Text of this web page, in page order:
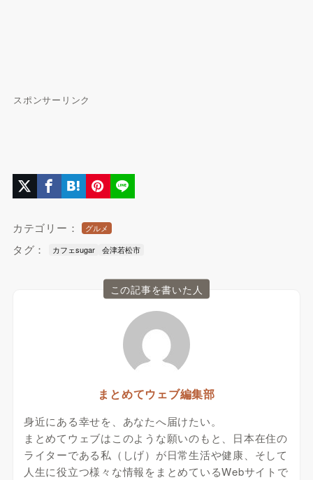
スポンサーリンク
カテゴリー： グルメ
タグ： カフェsugar 会津若松市
この記事を書いた人
まとめてウェブ編集部
身近にある幸せを、あなたへ届けたい。
まとめてウェブはこのような願いのもと、日本在住の
ライターである私（しげ）が日常生活や健康、そして
人生に役立つ様々な情報をまとめているWebサイトで